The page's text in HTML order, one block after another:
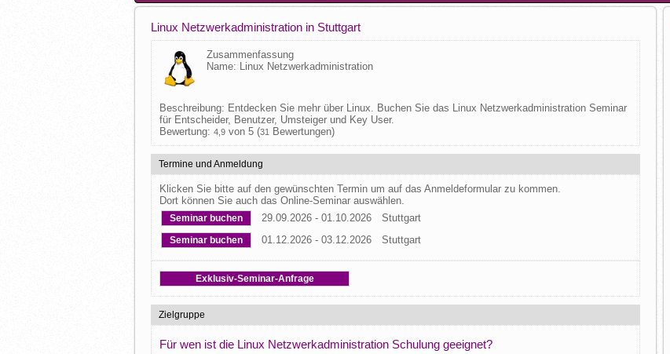
Linux Netzwerkadministration in Stuttgart
Zusammenfassung
Name: Linux Netzwerkadministration
Beschreibung: Entdecken Sie mehr über Linux. Buchen Sie das Linux Netzwerkadministration Seminar
für Entscheider, Benutzer, Umsteiger und Key User.
Bewertung: 4,9 von 5 (31 Bewertungen)
Termine und Anmeldung
Klicken Sie bitte auf den gewünschten Termin um auf das Anmeldeformular zu kommen.
Dort können Sie auch das Online-Seminar auswählen.
Seminar buchen 29.09.2026 - 01.10.2026 Stuttgart
Seminar buchen 01.12.2026 - 03.12.2026 Stuttgart
Exklusiv-Seminar-Anfrage
Zielgruppe
Für wen ist die Linux Netzwerkadministration Schulung geeignet?